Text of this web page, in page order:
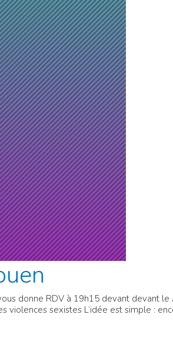
donne RDV à 19h15 devant
violences sexistes L’idée est simple :